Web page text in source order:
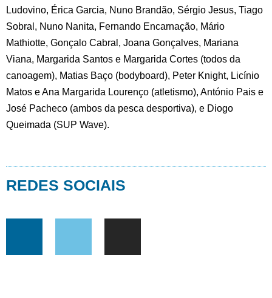
Ludovino, Érica Garcia, Nuno Brandão, Sérgio Jesus, Tiago
Sobral, Nuno Nanita, Fernando Encarnação, Mário
Mathiotte, Gonçalo Cabral, Joana Gonçalves, Mariana
Viana, Margarida Santos e Margarida Cortes (todos da
canoagem), Matias Baço (bodyboard), Peter Knight, Licínio
Matos e Ana Margarida Lourenço (atletismo), António Pais e
José Pacheco (ambos da pesca desportiva), e Diogo
Queimada (SUP Wave).
REDES SOCIAIS